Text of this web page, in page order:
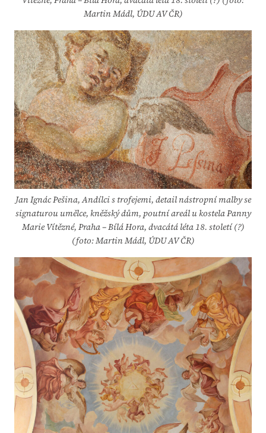
Martin Mádl, ÚDU AV ČR)
Jan Ignác Pešina, Andílci s trofejemi, detail nástropní malby se
signaturou umělce, kněžský dům, poutní areál u kostela Panny
Marie Vítězné, Praha – Bílá Hora, dvacátá léta 18. století (?)
(foto: Martin Mádl, ÚDU AV ČR)